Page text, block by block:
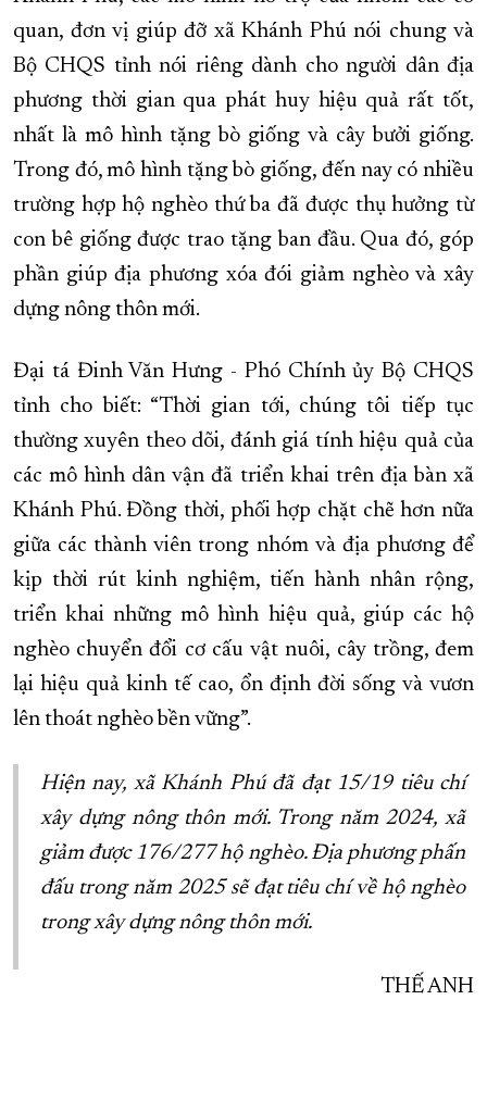
quan, đơn vị giúp đỡ xã Khánh Phú nói chung và
Bộ CHQS tỉnh nói riêng dành cho người dân địa
phương thời gian qua phát huy hiệu quả rất tốt,
nhất là mô hình tặng bò giống và cây bưởi giống.
Trong đó, mô hình tặng bò giống, đến nay có nhiều
trường hợp hộ nghèo thứ ba đã được thụ hưởng từ
con bê giống được trao tặng ban đầu. Qua đó, góp
phần giúp địa phương xóa đói giảm nghèo và xây
dựng nông thôn mới.
Đại tá Đinh Văn Hưng - Phó Chính ủy Bộ CHQS
tỉnh cho biết: “Thời gian tới, chúng tôi tiếp tục
thường xuyên theo dõi, đánh giá tính hiệu quả của
các mô hình dân vận đã triển khai trên địa bàn xã
Khánh Phú. Đồng thời, phối hợp chặt chẽ hơn nữa
giữa các thành viên trong nhóm và địa phương để
kịp thời rút kinh nghiệm, tiến hành nhân rộng,
triển khai những mô hình hiệu quả, giúp các hộ
nghèo chuyển đổi cơ cấu vật nuôi, cây trồng, đem
lại hiệu quả kinh tế cao, ổn định đời sống và vươn
lên thoát nghèo bền vững”.
Hiện nay, xã Khánh Phú đã đạt 15/19 tiêu chí
xây dựng nông thôn mới. Trong năm 2024, xã
giảm được 176/277 hộ nghèo. Địa phương phấn
đấu trong năm 2025 sẽ đạt tiêu chí về hộ nghèo
trong xây dựng nông thôn mới.
THẾ ANH